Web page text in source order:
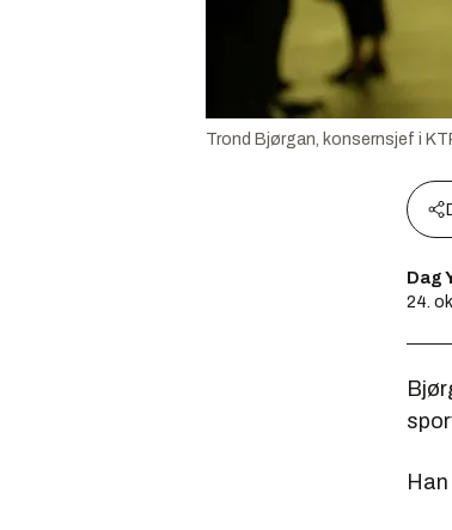
Trond Bjørgan, konsernsjef i
Dag
24.